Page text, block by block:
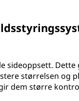
sideoppsett.
størrelsen og
dem større